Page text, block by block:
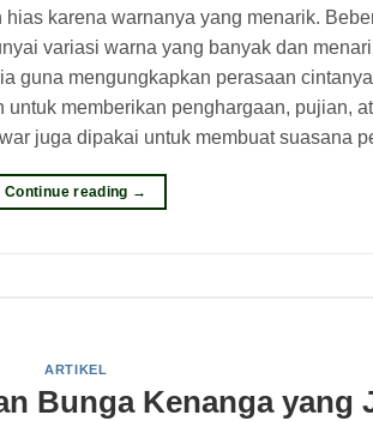
karena warnanya yang menarik.
variasi warna yang banyak dan
guna mengungkapkan perasaan
memberikan penghargaan, pujian,
juga dipakai untuk membuat suasana
Continue reading →
ARTIKEL
Bunga Kenanga yang